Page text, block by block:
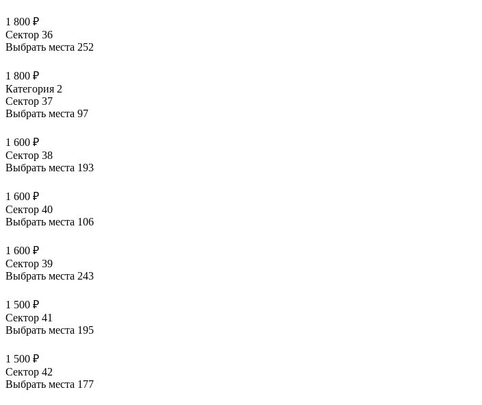
1 800 ₽
Сектор 36
Выбрать места 252
1 800 ₽
Категория 2
Сектор 37
Выбрать места 97
1 600 ₽
Сектор 38
Выбрать места 193
1 600 ₽
Сектор 40
Выбрать места 106
1 600 ₽
Сектор 39
Выбрать места 243
1 500 ₽
Сектор 41
Выбрать места 195
1 500 ₽
Сектор 42
Выбрать места 177